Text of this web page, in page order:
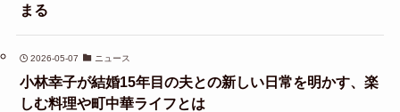
まる
2026-05-07 ニュース
小林幸子が結婚15年目の夫との新しい日常を明かす、楽
しむ料理や町中華ライフとは